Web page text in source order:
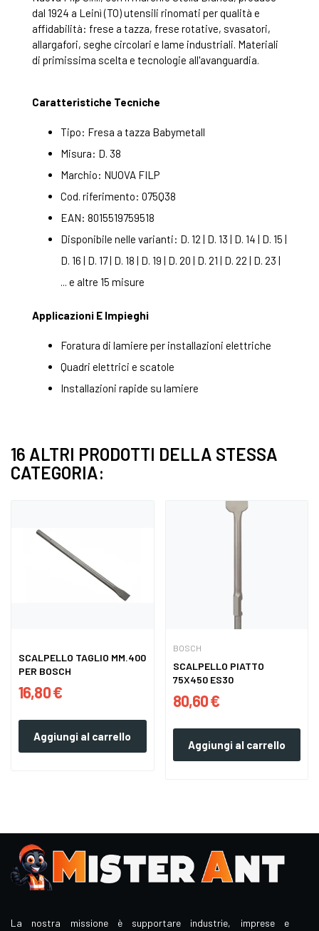
dal 1924 a Leinì (TO) utensili rinomati per qualità e
affidabilità: frese a tazza, frese rotative, svasatori,
allargafori, seghe circolari e lame industriali. Materiali
di primissima scelta e tecnologie all'avanguardia.
Caratteristiche Tecniche
Tipo: Fresa a tazza Babymetall
Misura: D. 38
Marchio: NUOVA FILP
Cod. riferimento: 075Q38
EAN: 8015519759518
Disponibile nelle varianti: D. 12 | D. 13 | D. 14 | D. 15 |
D. 16 | D. 17 | D. 18 | D. 19 | D. 20 | D. 21 | D. 22 | D. 23 |
... e altre 15 misure
Applicazioni E Impieghi
Foratura di lamiere per installazioni elettriche
Quadri elettrici e scatole
Installazioni rapide su lamiere
16 ALTRI PRODOTTI DELLA STESSA
CATEGORIA:
SCALPELLO TAGLIO MM.400
PER BOSCH
16,80 €
Aggiungi al carrello
BOSCH
SCALPELLO PIATTO
75X450 ES30
80,60 €
Aggiungi al carrello
La nostra missione è supportare industrie, imprese e